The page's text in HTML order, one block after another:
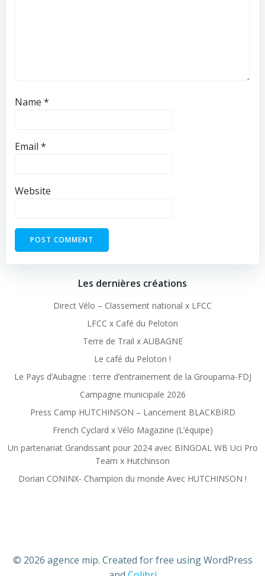
Name *
Email *
Website
Les dernières créations
Direct Vélo – Classement national x LFCC
LFCC x Café du Peloton
Terre de Trail x AUBAGNE
Le café du Peloton !
Le Pays d’Aubagne : terre d’entrainement de la Groupama-FDJ
Campagne municipale 2026
Press Camp HUTCHINSON – Lancement BLACKBIRD
French Cyclard x Vélo Magazine (L’équipe)
Un partenariat Grandissant pour 2024 avec BINGOAL WB Uci Pro
Team x Hutchinson
Dorian CONINX- Champion du monde Avec HUTCHINSON !
© 2026 agence mip. Created for free using WordPress